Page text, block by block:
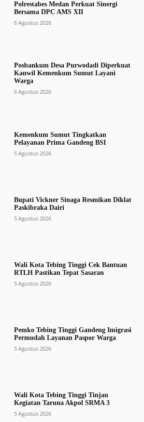
Polrestabes Medan Perkuat Sinergi
Bersama DPC AMS XII
6 Agustus 2026
Posbankum Desa Purwodadi Diperkuat
Kanwil Kemenkum Sumut Layani
Warga
6 Agustus 2026
Kemenkum Sumut Tingkatkan
Pelayanan Prima Gandeng BSI
5 Agustus 2026
Bupati Vickner Sinaga Resmikan Diklat
Paskibraka Dairi
5 Agustus 2026
Wali Kota Tebing Tinggi Cek Bantuan
RTLH Pastikan Tepat Sasaran
5 Agustus 2026
Pemko Tebing Tinggi Gandeng Imigrasi
Permudah Layanan Paspor Warga
5 Agustus 2026
Wali Kota Tebing Tinggi Tinjau
Kegiatan Taruna Akpol SRMA 3
5 Agustus 2026